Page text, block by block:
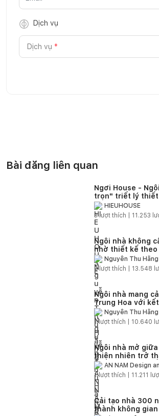
Dịch vụ
Dịch vụ *
Bài đăng liên quan
Ngơi House -
trọn" triết lý thiết
HIEUHOUSE
HIEUHOUSE
3lượt thích | 11.253
Ngôi nhà không
nhờ thiết kế theo
Nguyễn Thu Hằng
2lượt thích | 13.548
Ngôi nhà mang
Trung Hoa với
hiện đại
Nguyễn Thu Hằng
1lượt thích | 10.640
Ngôi nhà mở
thiên nhiên trở
phần của cuộc
AN NAM Design
Build
1lượt thích | 11.211
Cải tạo nhà 300
thành không